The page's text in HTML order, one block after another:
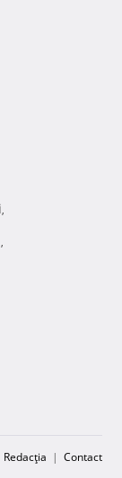
,
,
Redacţia | Contact